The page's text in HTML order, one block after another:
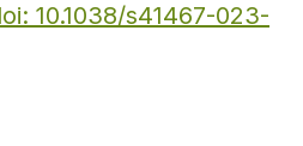
10.1038/s41467-023-